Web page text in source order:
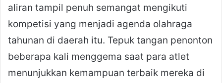
aliran tampil penuh semangat mengikuti
kompetisi yang menjadi agenda olahraga
tahunan di daerah itu. Tepuk tangan penonton
beberapa kali menggema saat para atlet
menunjukkan kemampuan terbaik mereka di